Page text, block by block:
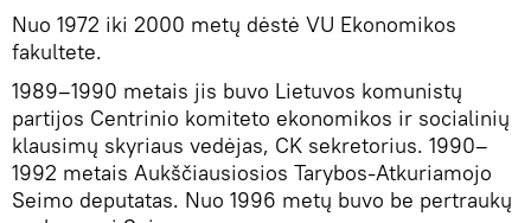
Nuo 1972 iki 2000 metų dėstė VU Ekonomikos
fakultete.
1989–1990 metais jis buvo Lietuvos komunistų
partijos Centrinio komiteto ekonomikos ir socialinių
klausimų skyriaus vedėjas, CK sekretorius. 1990–
1992 metais Aukščiausiosios Tarybos-Atkuriamojo
Seimo deputatas. Nuo 1996 metų buvo be pertraukų